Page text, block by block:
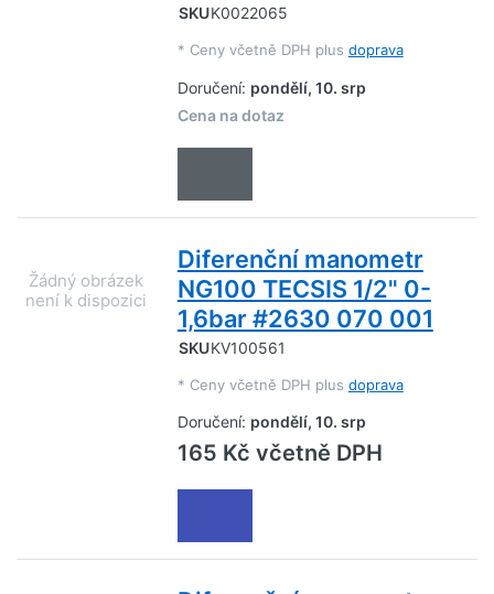
SKUK0022065
* Ceny včetně DPH plus doprava
Doručení: pondělí, 10. srp
Cena na dotaz
Diferenční manometr
NG100 TECSIS 1/2" 0-
1,6bar #2630 070 001
SKUKV100561
* Ceny včetně DPH plus doprava
Doručení: pondělí, 10. srp
165 Kč včetně DPH